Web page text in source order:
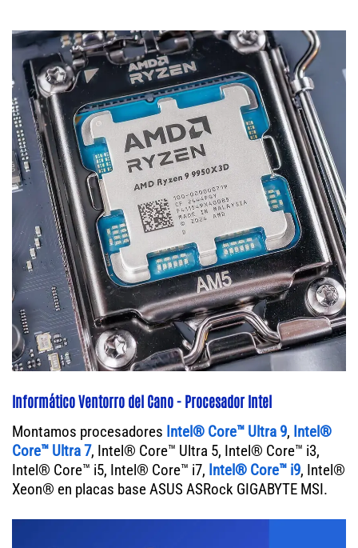
Informático Ventorro del Cano - Procesador Intel
Montamos procesadores Intel® Core™ Ultra 9, Intel®
Core™ Ultra 7, Intel® Core™ Ultra 5, Intel® Core™ i3,
Intel® Core™ i5, Intel® Core™ i7, Intel® Core™ i9, Intel®
Xeon® en placas base ASUS ASRock GIGABYTE MSI.